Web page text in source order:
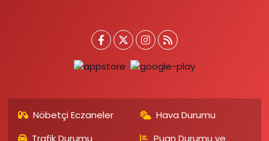
Nöbetçi Eczaneler
Hava Durumu
Trafik Durumu
Puan Durumu ve